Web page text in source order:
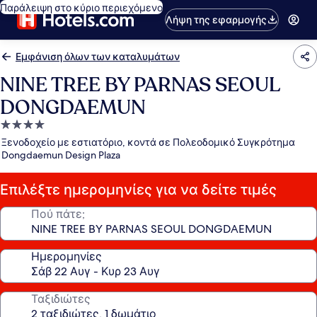
Παράλειψη στο κύριο περιεχόμενο
Λήψη της εφαρμογής
Εμφάνιση όλων των καταλυμάτων
NINE TREE BY PARNAS SEOUL
DONGDAEMUN
Κατάλυμα
με
4.0
αστέρια
Ξενοδοχείο με εστιατόριο, κοντά σε Πολεοδομικό Συγκρότημα
Dongdaemun Design Plaza
Επιλέξτε ημερομηνίες για να δείτε τιμές
Πού πάτε;
Ημερομηνίες
Ταξιδιώτες